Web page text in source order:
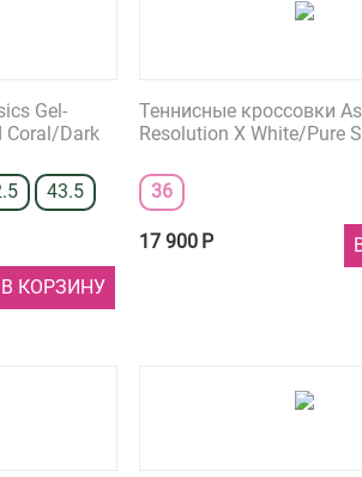
Gel-
Coral/Dark
43.5
В КОРЗИНУ
Теннисные кроссовки
Resolution X White/Pure
36
17 900 Р